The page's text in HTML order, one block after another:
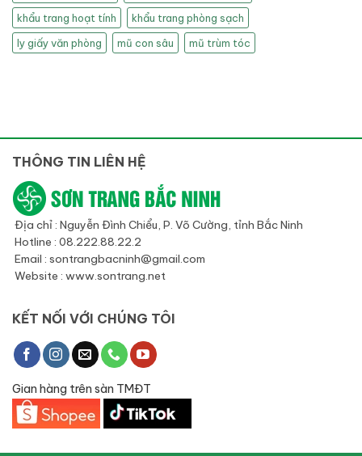
khẩu trang hoạt tính
khẩu trang phòng sạch
ly giấy văn phòng
mũ con sâu mũ trùm tóc
THÔNG TIN LIÊN HỆ
Địa chỉ : Nguyễn Đình Chiểu, P. Võ Cường, tỉnh Bắc Ninh
Hotline : 08.222.88.22.2
Email : sontrangbacninh@gmail.com
Website : www.sontrang.net
KẾT NỐI VỚI CHÚNG TÔI
Gian hàng trên sàn TMĐT